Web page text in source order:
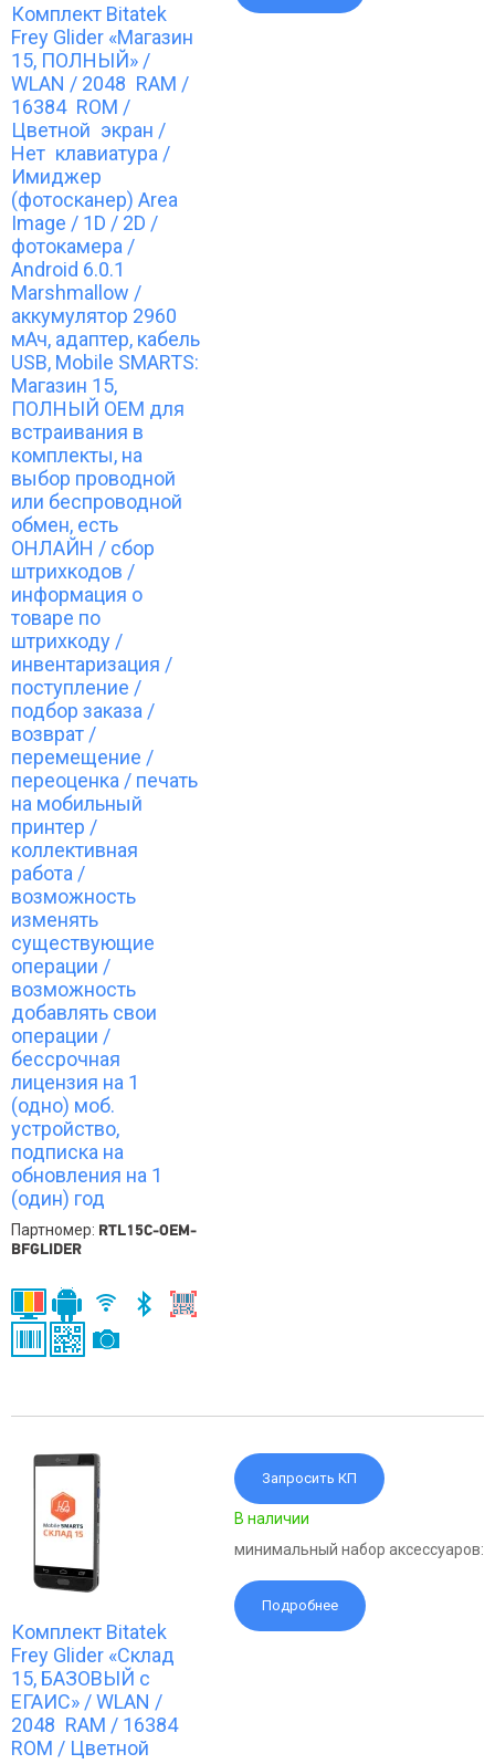
Комплект Bitatek
Frey Glider «Магазин
15, ПОЛНЫЙ» /
WLAN / 2048 RAM /
16384 ROM /
Цветной экран /
Нет клавиатура /
Имиджер
(фотосканер) Area
Image / 1D / 2D /
фотокамера /
Android 6.0.1
Marshmallow /
аккумулятор 2960
мАч, адаптер, кабель
USB, Mobile SMARTS:
Магазин 15,
ПОЛНЫЙ OEM для
встраивания в
комплекты, на
выбор проводной
или беспроводной
обмен, есть
ОНЛАЙН / сбор
штрихкодов /
информация о
товаре по
штрихкоду /
инвентаризация /
поступление /
подбор заказа /
возврат /
перемещение /
переоценка / печать
на мобильный
принтер /
коллективная
работа /
возможность
изменять
существующие
операции /
возможность
добавлять свои
операции /
бессрочная
лицензия на 1
(одно) моб.
устройство,
подписка на
обновления на 1
(один) год
Партномер: RTL15C-OEM-
BFGLIDER
Запросить КП
В наличии
минимальный набор аксессуаров:
Подробнее
Комплект Bitatek
Frey Glider «Склад
15, БАЗОВЫЙ с
ЕГАИС» / WLAN /
2048 RAM / 16384
ROM / Цветной